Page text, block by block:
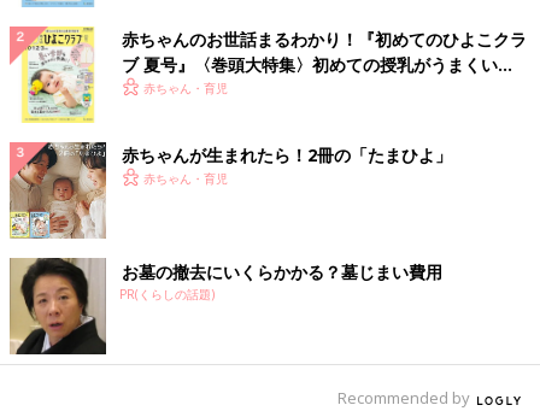
赤ちゃんのお世話まるわかり！『初めてのひよこクラ
ブ 夏号』〈巻頭大特集〉初めての授乳がうまくい
く！ おっぱい・ミルクの基本と夏のトラブル 解決テ
赤ちゃん・育児
赤ちゃんが生まれたら！2冊の「たまひよ」
赤ちゃん・育児
お墓の撤去にいくらかかる？墓じまい費用
PR(くらしの話題)
Recommended by